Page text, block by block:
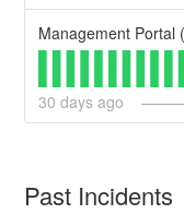
30 days ago
Past Incidents